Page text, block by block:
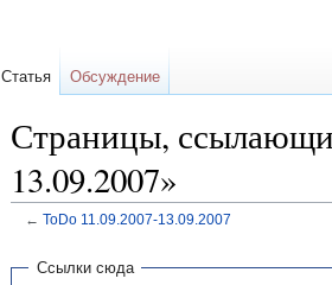
Страницы,
13.09.2007»
← ToDo 11.09.2007-13.09.2007
Перейти
Перейти
Ссылки сюда
Статья Обсуждение